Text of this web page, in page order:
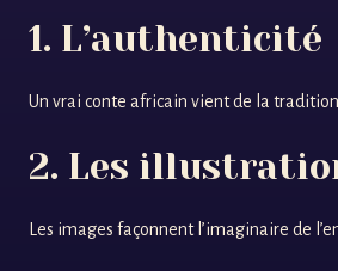
1. L’authenticité
Un vrai conte africain vient de la
2. Les
Les images façonnent l’imaginaire de